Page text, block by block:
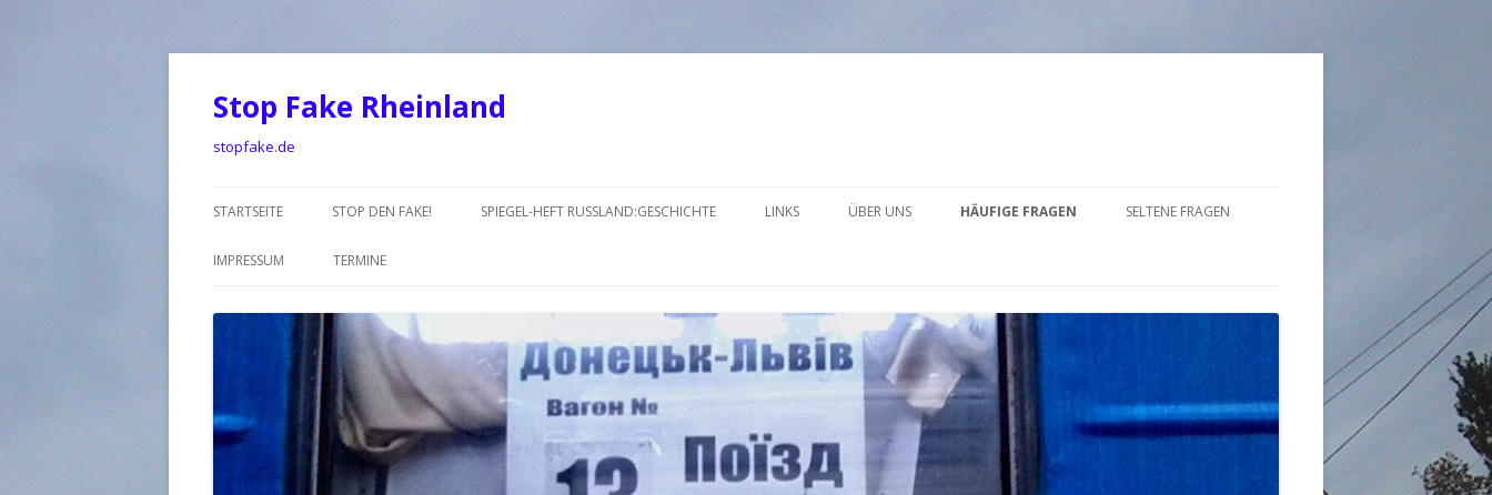
Stop Fake Rheinland
stopfake.de
zum
STARTSEITE STOP DEN FAKE! SPIEGEL-HEFT RUSSLAND:GESCHICHTE LINKS
LINKS_2018-1NEU
LINKS_2017-1
LINKS_2016-2
ÜBER UNS HÄUFIGE FRAGEN SELTENE FRAGEN
IMPRESSUM TERMINE